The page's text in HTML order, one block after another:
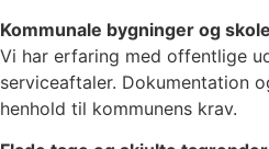
Kommunale bygninger og
Vi har erfaring med offentlige
serviceaftaler. Dokumentation
henhold til kommunens krav.